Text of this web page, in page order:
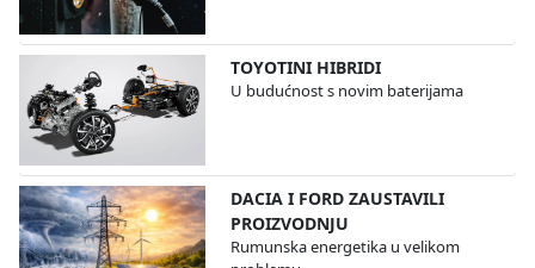
TOYOTINI HIBRIDI
U budućnost s novim baterijama
DACIA I FORD ZAUSTAVILI
PROIZVODNJU
Rumunska energetika u velikom